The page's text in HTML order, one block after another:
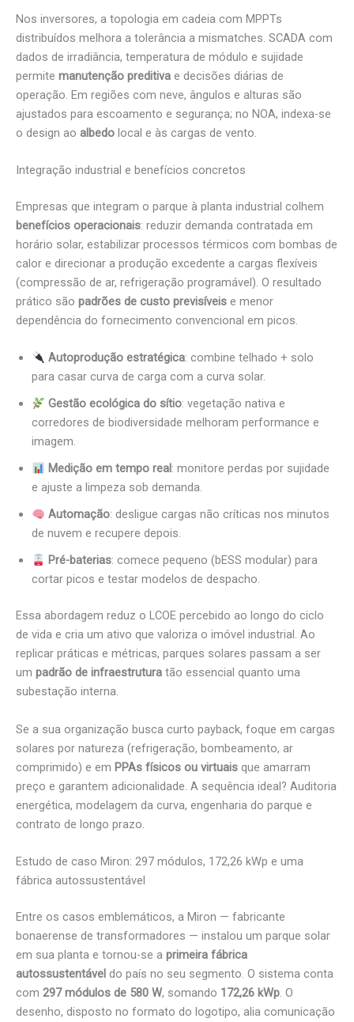
Nos inversores, a topologia em cadeia com MPPTs
distribuídos melhora a tolerância a mismatches. SCADA com
dados de irradiância, temperatura de módulo e sujidade
permite manutenção preditiva e decisões diárias de
operação. Em regiões com neve, ângulos e alturas são
ajustados para escoamento e segurança; no NOA, indexa-se
o design ao albedo local e às cargas de vento.
Integração industrial e benefícios concretos
Empresas que integram o parque à planta industrial colhem
benefícios operacionais: reduzir demanda contratada em
horário solar, estabilizar processos térmicos com bombas de
calor e direcionar a produção excedente a cargas flexíveis
(compressão de ar, refrigeração programável). O resultado
prático são padrões de custo previsíveis e menor
dependência do fornecimento convencional em picos.
Autoprodução estratégica: combine telhado + solo
para casar curva de carga com a curva solar.
Gestão ecológica do sítio: vegetação nativa e
corredores de biodiversidade melhoram performance e
imagem.
Medição em tempo real : monitore perdas por sujidade
e ajuste a limpeza sob demanda.
Automação: desligue cargas não críticas nos minutos
de nuvem e recupere depois.
Pré-baterias: comece pequeno (bESS modular) para
cortar picos e testar modelos de despacho.
Essa abordagem reduz o LCOE percebido ao longo do ciclo
de vida e cria um ativo que valoriza o imóvel industrial. Ao
replicar práticas e métricas, parques solares passam a ser
um padrão de infraestrutura tão essencial quanto uma
subestação interna.
Se a sua organização busca curto payback, foque em cargas
solares por natureza (refrigeração, bombeamento, ar
comprimido) e em PPAs físicos ou virtuais que amarram
preço e garantem adicionalidade. A sequência ideal? Auditoria
energética, modelagem da curva, engenharia do parque e
contrato de longo prazo.
Estudo de caso Miron: 297 módulos, 172,26 kWp e uma
fábrica autossustentável
Entre os casos emblemáticos, a Miron — fabricante
bonaerense de transformadores — instalou um parque solar
em sua planta e tornou-se a primeira fábrica
autossustentável do país no seu segmento. O sistema conta
com 297 módulos de 580 W, somando 172,26 kWp. O
desenho, disposto no formato do logotipo, alia comunicação